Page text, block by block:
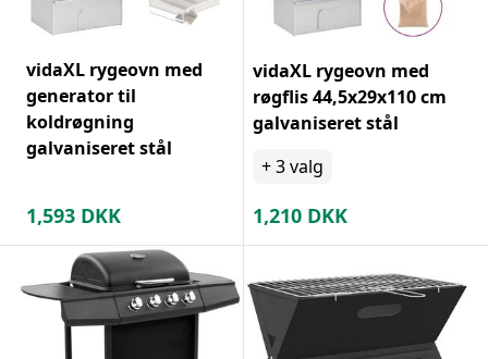
vidaXL rygeovn med
generator til
koldrøgning
galvaniseret stål
1,593 DKK
vidaXL rygeovn med
røgflis 44,5x29x110 cm
galvaniseret stål
+3valg
1,210 DKK